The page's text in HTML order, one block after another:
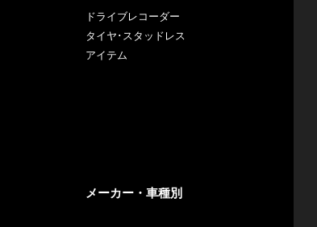
ドライブレコーダー
タイヤ･スタッドレス
アイテム
メーカー・車種別